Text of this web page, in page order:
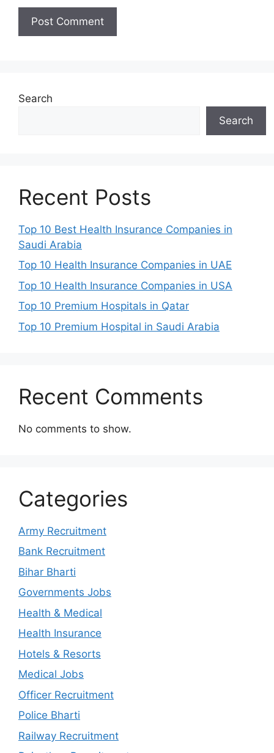
Search
Search
Recent Posts
Top 10 Best Health Insurance Companies in
Saudi Arabia
Top 10 Health Insurance Companies in UAE
Top 10 Health Insurance Companies in USA
Top 10 Premium Hospitals in Qatar
Top 10 Premium Hospital in Saudi Arabia
Recent Comments
No comments to show.
Categories
Army Recruitment
Bank Recruitment
Bihar Bharti
Governments Jobs
Health & Medical
Health Insurance
Hotels & Resorts
Medical Jobs
Officer Recruitment
Police Bharti
Railway Recruitment